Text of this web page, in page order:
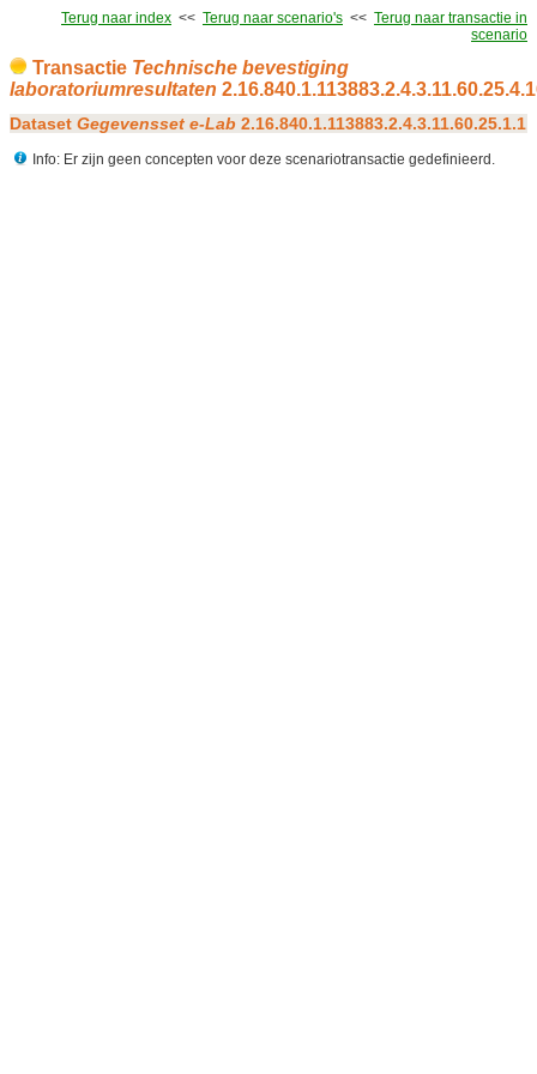
Terug naar index << Terug naar scenario's << Terug naar transactie in
scenario
Transactie Technische bevestiging
laboratoriumresultaten
Dataset Gegevensset e-Lab 2.16.840.1.113883.2.4.3.11.60.25.1.1
Info: Er zijn geen concepten voor deze scenariotransactie gedefinieerd.